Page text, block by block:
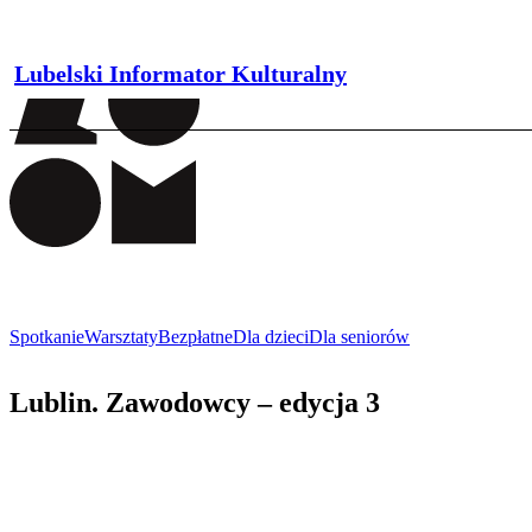
Lubelski Informator Kulturalny
SpotkanieWarsztatyBezpłatneDla dzieciDla seniorów
Lublin. Zawodowcy – edycja 3